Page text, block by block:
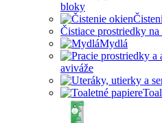
bloky
Čistiace prostriedky
Mydlá
aviváže